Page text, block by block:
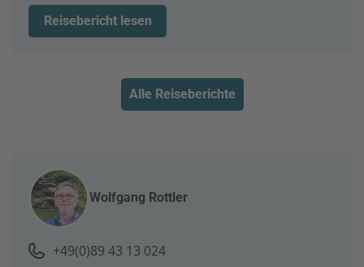
Reisebericht lesen
Alle Reiseberichte
Wolfgang Rottler
+49(0)89 43 13 024